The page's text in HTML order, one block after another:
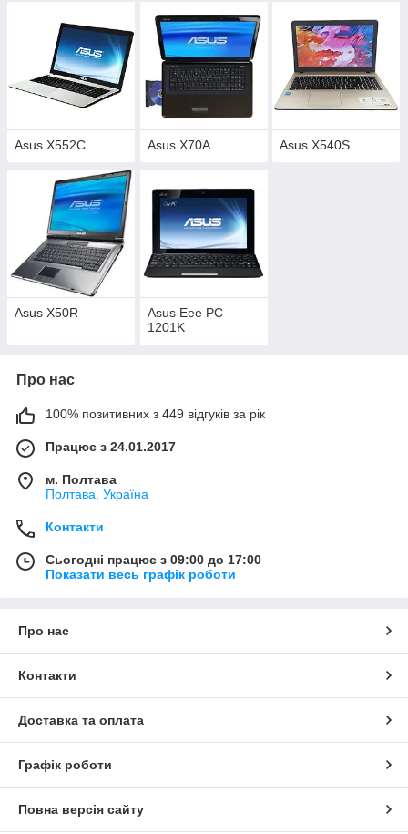
Asus X552C Asus X70A Asus X540S
Asus X50R
Asus Eee PC
1201K
Про нас
100% позитивних з 449 відгуків за рік
Працює з 24.01.2017
м. Полтава
Полтава, Україна
Контакти
Сьогодні працює з 09:00 до 17:00
Показати весь графік роботи
Про нас
Контакти
Доставка та оплата
Графік роботи
Повна версія сайту